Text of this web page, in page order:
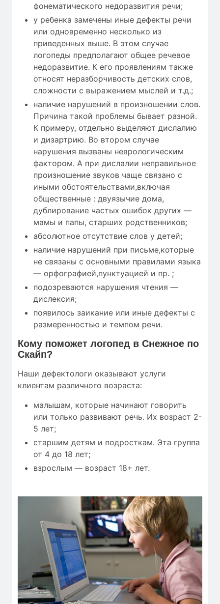
фонематического недоразвития речи;
у ребенка замечены иные дефекты речи
или одновременно несколько из
приведенных выше. В этом случае
логопеды предполагают общее речевое
недоразвитие. К его проявлениям также
относят неразборчивость детских слов,
сложности с выражением мыслей и т.д.;
наличие нарушений в произношении слов.
Причина такой проблемы бывает разной.
К примеру, отдельно выделяют дислалию
и дизартрию. Во втором случае
нарушения вызваны неврологическим
фактором. А при дислалии неправильное
произношение звуков чаще связано с
иными обстоятельствами,включая
общественные : двуязычие дома,
дублирование частых ошибок других —
мамы и папы, старших родственников;
абсолютное отсутствие слов у детей;
наличие нарушений при письме,которые
не связаны с основными правилами языка
— орфографией,пунктуацией и пр. ;
подозреваются нарушения чтения —
дислексия;
появилось заикание или иные дефекты с
размеренностью и темпом речи.
Кому поможет логопед в Снежное по
Скайп?
Наши дефектологи оказывают услуги
клиентам различного возраста:
малышам, которые начинают говорить
или только развивают речь. Их возраст 2-
5 лет;
старшим детям и подросткам. Эта группа
от 4 до 18 лет;
взрослым — возраст 18+ лет.